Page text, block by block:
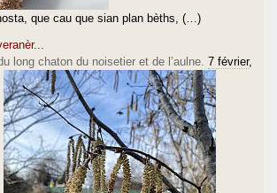
que cau que sian plan bèths, (…)
long chaton du noisetier et de l’aulne. 7 février,